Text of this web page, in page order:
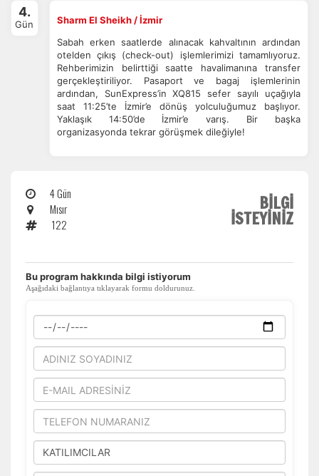
İstatistik Çerezleri
Ziyaretçilerin siteyi nasıl kullandığını anonim olarak
ölçeriz. Hangi sayfaların popüler olduğunu ve
kullanıcıların nerede zorluk yaşadığını anlamamıza
yardımcı olur.
Pazarlama Çerezleri
Size ve ilgi alanlarınıza uygun reklamlar göstermek için
Tercihleri Kaydet
4.
Gün
Sharm El Sheikh / İzmir
Sabah erken saatlerde alınacak kahvaltının ardından
otelden çıkış (check-out) işlemlerimizi tamamlıyoruz.
Rehberimizin belirttiği saatte havalimanına transfer
gerçekleştiriliyor. Pasaport ve bagaj işlemlerinin
ardından, SunExpress’in XQ815 sefer sayılı uçağıyla
saat 11:25’te İzmir’e dönüş yolculuğumuz başlıyor.
Yaklaşık 14:50’de İzmir’e varış. Bir başka
organizasyonda tekrar görüşmek dileğiyle!
4 Gün
Mısır
122
BİLGİ
İSTEYİNİZ
​Bu program hakkında bilgi istiyorum
Aşağıdaki bağlantıya tıklayarak formu doldurunuz.